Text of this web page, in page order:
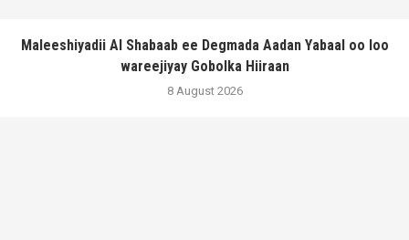
Maleeshiyadii Al Shabaab ee Degmada Aadan Yabaal oo loo
wareejiyay Gobolka Hiiraan
8 August 2026